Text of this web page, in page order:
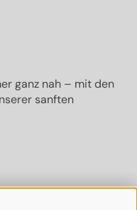
ganz nah – mit den
sanften
ganz nah - mit